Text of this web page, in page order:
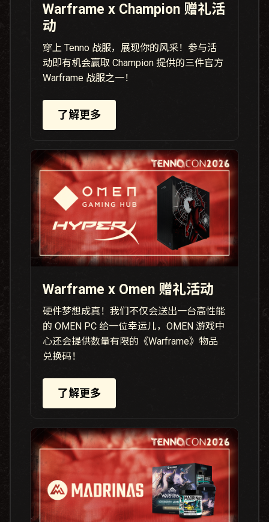
Warframe x Champion 赠礼活
动
穿上 Tenno 战服，展现你的风采！参与活
动即有机会赢取 Champion 提供的三件官方
Warframe 战服之一！
了解更多
Warframe x Omen 赠礼活动
硬件梦想成真！我们不仅会送出一台高性能
的 OMEN PC 给一位幸运儿，OMEN 游戏中
心还会提供数量有限的《Warframe》物品
兑换码！
了解更多